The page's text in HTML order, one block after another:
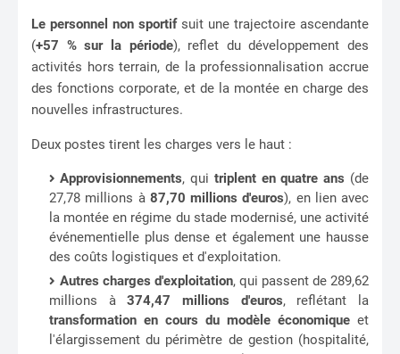
Le personnel non sportifsuit une trajectoire ascendante
(+57 % sur la période), reflet du développement des
activités hors terrain, de la professionnalisation accrue
des fonctions corporate, et de la montée en charge des
nouvelles infrastructures.
Deux postes tirent les charges vers le haut :
Approvisionnements, qui triplent en quatre ans (de
27,78 millions à 87,70 millions d'euros), en lien avec
la montée en régime du stade modernisé, une activité
événementielle plus dense et également une hausse
des coûts logistiques et d'exploitation.
Autres charges d'exploitation, qui passent de 289,62
millions à374,47 millions d'euros, reflétant la
transformation en cours du modèle économique et
l'élargissement du périmètre de gestion (hospitalité,